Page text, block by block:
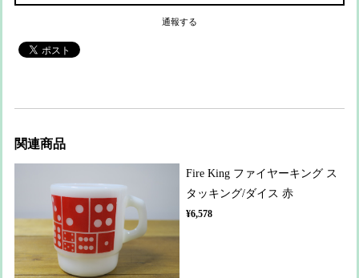
通報する
関連商品
Fire King ファイヤーキング ス
タッキング/ダイス 赤
¥6,578